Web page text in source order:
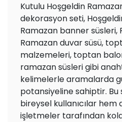
Kutulu Hoşgeldin
dekorasyon seti,
Ramazan banner süsleri,
Ramazan duvar süsü,
malzemeleri, toptan
ramazan süsleri gibi
kelimelerle aramalarda
potansiyeline sahiptir. Bu
bireysel kullanıcılar
işletmeler tarafından